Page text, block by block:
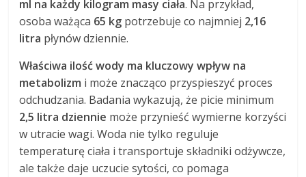
ml na każdy kilogram masy ciała. Na przykład,
osoba ważąca 65 kg potrzebuje co najmniej 2,16
litra płynów dziennie.
Właściwa ilość wody ma kluczowy wpływ na
metabolizm i może znacząco przyspieszyć proces
odchudzania. Badania wykazują, że picie minimum
2,5 litra dziennie może przynieść wymierne korzyści
w utracie wagi. Woda nie tylko reguluje
temperaturę ciała i transportuje składniki odżywcze,
ale także daje uczucie sytości, co pomaga